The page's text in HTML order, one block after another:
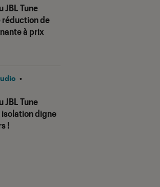
JBL Tune
de
à prix
JBL Tune
digne
!
•